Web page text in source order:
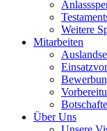
Weitere
Mitarbeiten
Über Uns